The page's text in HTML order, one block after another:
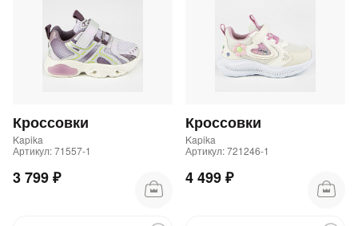
Кроссовки
Kapika
Артикул: 71557-1
3 799 ₽
Кроссовки
Kapika
Артикул: 721246-1
4 499 ₽